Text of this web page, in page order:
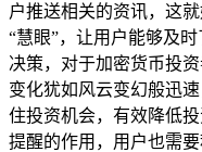
户推送相关的资讯，这
“慧眼”，让用户能够及
决策，对于加密货币投
变化犹如风云变幻般迅
住投资机会，有效降低
提醒的作用，用户也需